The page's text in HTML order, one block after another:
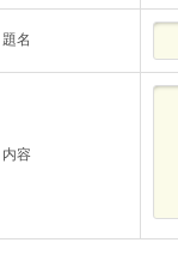
題名
内容